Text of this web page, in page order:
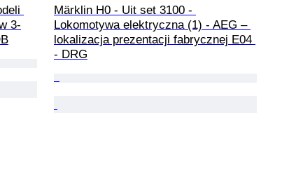
3-
Märklin H0 - Uit set 3100 -
Lokomotywa elektryczna (1) - AEG –
lokalizacja prezentacji fabrycznej E04
- DRG